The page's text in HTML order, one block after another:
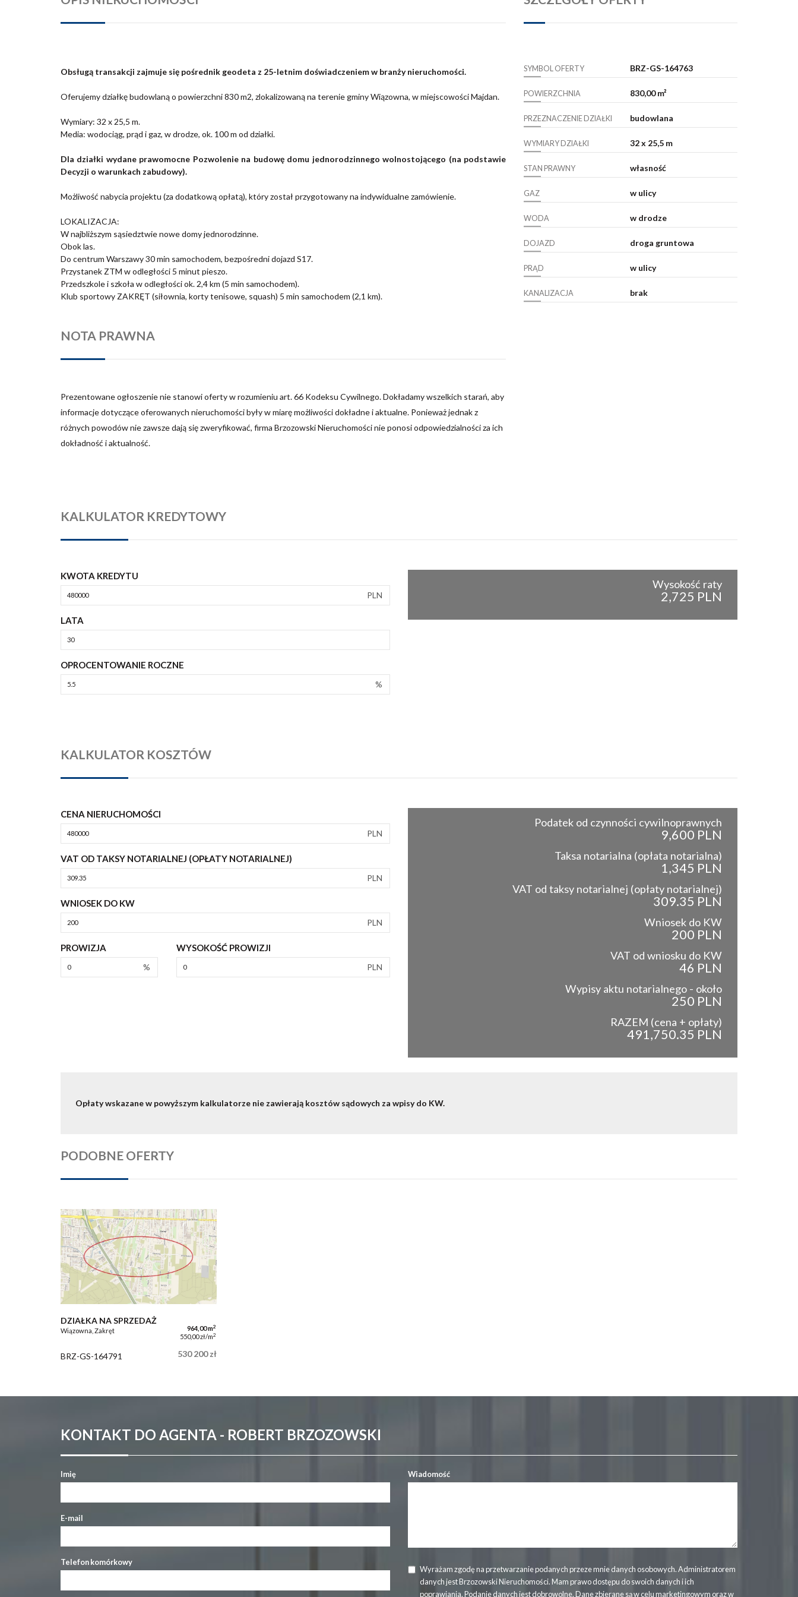
Obsługą transakcji zajmuje się pośrednik geodeta z 25-letnim doświadczeniem w branży nieruchomości.
Oferujemy działkę budowlaną o powierzchni 830 m2, zlokalizowaną na terenie gminy Wiązowna, w miejscowości Majdan.
Wymiary: 32 x 25,5 m.
Media: wodociąg, prąd i gaz, w drodze, ok. 100 m od działki.
Dla działki wydane prawomocne Pozwolenie na budowę domu jednorodzinnego wolnostojącego (na podstawie
Decyzji o warunkach zabudowy).
Możliwość nabycia projektu (za dodatkową opłatą), który został przygotowany na indywidualne zamówienie.
LOKALIZACJA:
W najbliższym sąsiedztwienowe domy jednorodzinne.
Obok las.
Do centrum Warszawy30 min samochodem, bezpośredni dojazd S17.
Przystanek ZTM w odległości 5 minut pieszo.
Przedszkole i szkoła w odległości ok. 2,4 km (5 min samochodem).
Klub sportowy ZAKRĘT (siłownia, korty tenisowe, squash) 5 min samochodem (2,1 km).
NOTA PRAWNA
Prezentowane ogłoszenie nie stanowi oferty w rozumieniu art. 66 Kodeksu Cywilnego. Dokładamy wszelkich starań, aby
informacje dotyczące oferowanych nieruchomości były w miarę możliwości dokładne i aktualne. Ponieważ jednak z
różnych powodów nie zawsze dają się zweryfikować, firma Brzozowski Nieruchomości nie ponosi odpowiedzialności za ich
dokładność i aktualność.
SYMBOL OFERTY BRZ-GS-164763
POWIERZCHNIA 830,00 m²
PRZEZNACZENIE DZIAŁKI budowlana
WYMIARY DZIAŁKI 32 x 25,5 m
STAN PRAWNY własność
GAZ w ulicy
WODA w drodze
DOJAZD droga gruntowa
PRĄD w ulicy
KANALIZACJA brak
KALKULATOR KREDYTOWY
KWOTA KREDYTU
PLN
LATA
OPROCENTOWANIE ROCZNE
%
Wysokość raty
2,725 PLN
KALKULATOR KOSZTÓW
CENA NIERUCHOMOŚCI
PLN
VAT OD TAKSY NOTARIALNEJ (OPŁATY NOTARIALNEJ)
PLN
WNIOSEK DO KW
PLN
PROWIZJA
%
WYSOKOŚĆ PROWIZJI
PLN
Podatek od czynności cywilnoprawnych
9,600 PLN
Taksa notarialna (opłata notarialna)
1,345 PLN
VAT od taksy notarialnej (opłaty notarialnej)
309.35 PLN
Wniosek do KW
200 PLN
VAT od wniosku do KW
46 PLN
Wypisy aktu notarialnego - około
250 PLN
RAZEM (cena + opłaty)
491,750.35 PLN
Opłaty wskazane w powyższym kalkulatorze nie zawierają kosztów sądowych za wpisy do KW.
PODOBNE OFERTY
DZIAŁKA NA SPRZEDAŻ
Wiązowna, Zakręt 964,00 m2
550,00 zł/m2
BRZ-GS-164791 530 200 zł
KONTAKT DO AGENTA - ROBERT BRZOZOWSKI
Imię
E-mail
Telefon komórkowy
Wiadomość
Wyrażam zgodę na przetwarzanie podanych przeze mnie danych osobowych. Administratorem
danych jest Brzozowski Nieruchomości. Mam prawo dostępu do swoich danych i ich
poprawiania. Podanie danych jest dobrowolne. Dane zbierane są w celu marketingowym oraz w